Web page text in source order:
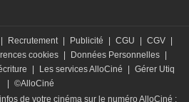
Recrutement Publicité CGU CGV
cookies Données Personnelles
Les services AlloCiné
Gérer Utiq
©AlloCiné
de votre cinéma sur le numéro AlloCiné :